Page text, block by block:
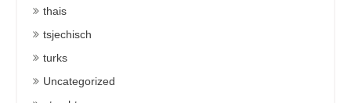
thais
tsjechisch
turks
Uncategorized